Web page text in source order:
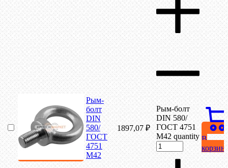
Рым-
болт
DIN
580/
ГОСТ
4751
М42
1897,07 ₽
Рым-болт
DIN 580/
ГОСТ 4751
М42 quantity В